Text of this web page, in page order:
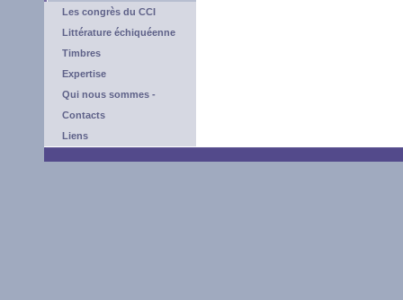
Les congrès du CCI
Littérature échiquéenne
Timbres
Expertise
Qui nous sommes -
Contacts
Liens